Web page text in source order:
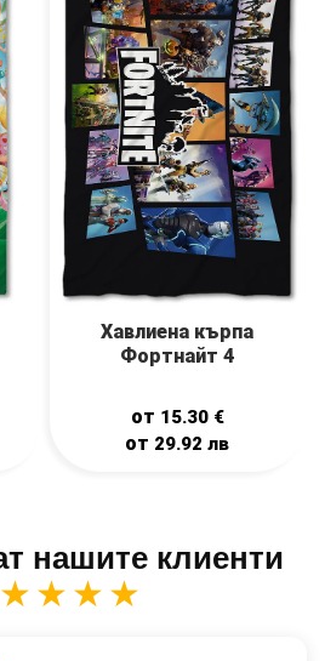
Хавлиена кърпа
Фортнайт 4
от 15.30 €
от 29.92лв
нашите клиенти